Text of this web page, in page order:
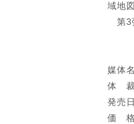
域地
第3
媒体
体
発売
価 格